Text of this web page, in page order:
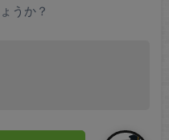
うか？